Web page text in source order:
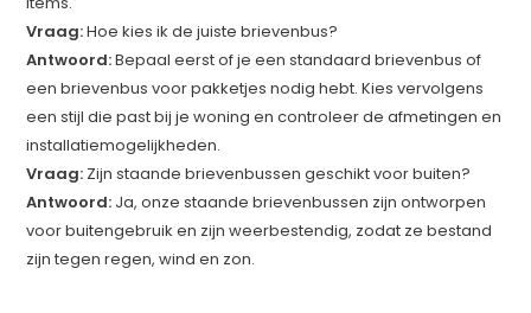
Vraag:Hoe kies ik de juiste brievenbus?
Antwoord:Bepaal eerst of je een standaard brievenbus of
een brievenbus voor pakketjes nodig hebt. Kies vervolgens
een stijl die past bij je woning en controleer de afmetingen en
installatiemogelijkheden.
Vraag: Zijn staande brievenbussen geschikt voor buiten?
Antwoord: Ja, onze staande brievenbussen zijn ontworpen
voor buitengebruik en zijn weerbestendig, zodat ze bestand
zijn tegen regen, wind en zon.